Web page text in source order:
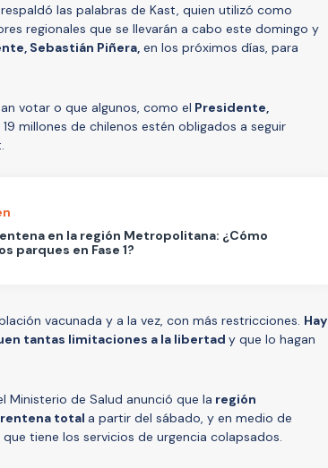
las palabras de Kast, quien utilizó como
regionales que se llevarán a cabo este domingo y
Sebastián Piñera, en los próximos días, para
votar o que algunos, como el Presidente,
millones de chilenos estén obligados a seguir
en la región Metropolitana: ¿Cómo
parques en Fase 1?
vacunada y a la vez, con más restricciones. Hay
tantas limitaciones a la libertad y que lo hagan
Ministerio de Salud anunció que la región
total a partir del sábado, y en medio de
tiene los servicios de urgencia colapsados.